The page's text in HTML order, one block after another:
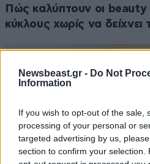
Newsbeast.gr - Do Not
Information
If you wish to opt-out of the sale,
processing of your personal or
targeted advertising by us,
section to confirm your selection.
Πώς καλύπτουν οι
κύκλους χωρίς να δείχνει